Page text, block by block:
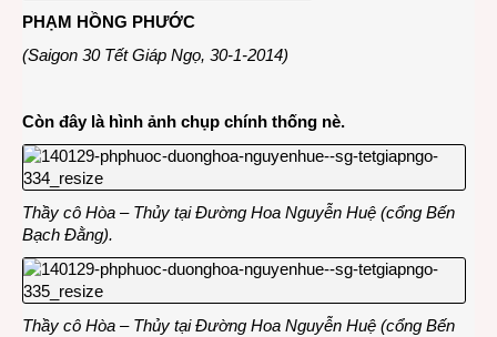
PHẠM HỒNG PHƯỚC
(Saigon 30 Tết Giáp Ngọ, 30-1-2014)
Còn đây là hình ảnh chụp chính thống nè.
Thầy cô Hòa – Thủy tại Đường Hoa Nguyễn Huệ (cổng Bến
Bạch Đằng).
Thầy cô Hòa – Thủy tại Đường Hoa Nguyễn Huệ (cổng Bến